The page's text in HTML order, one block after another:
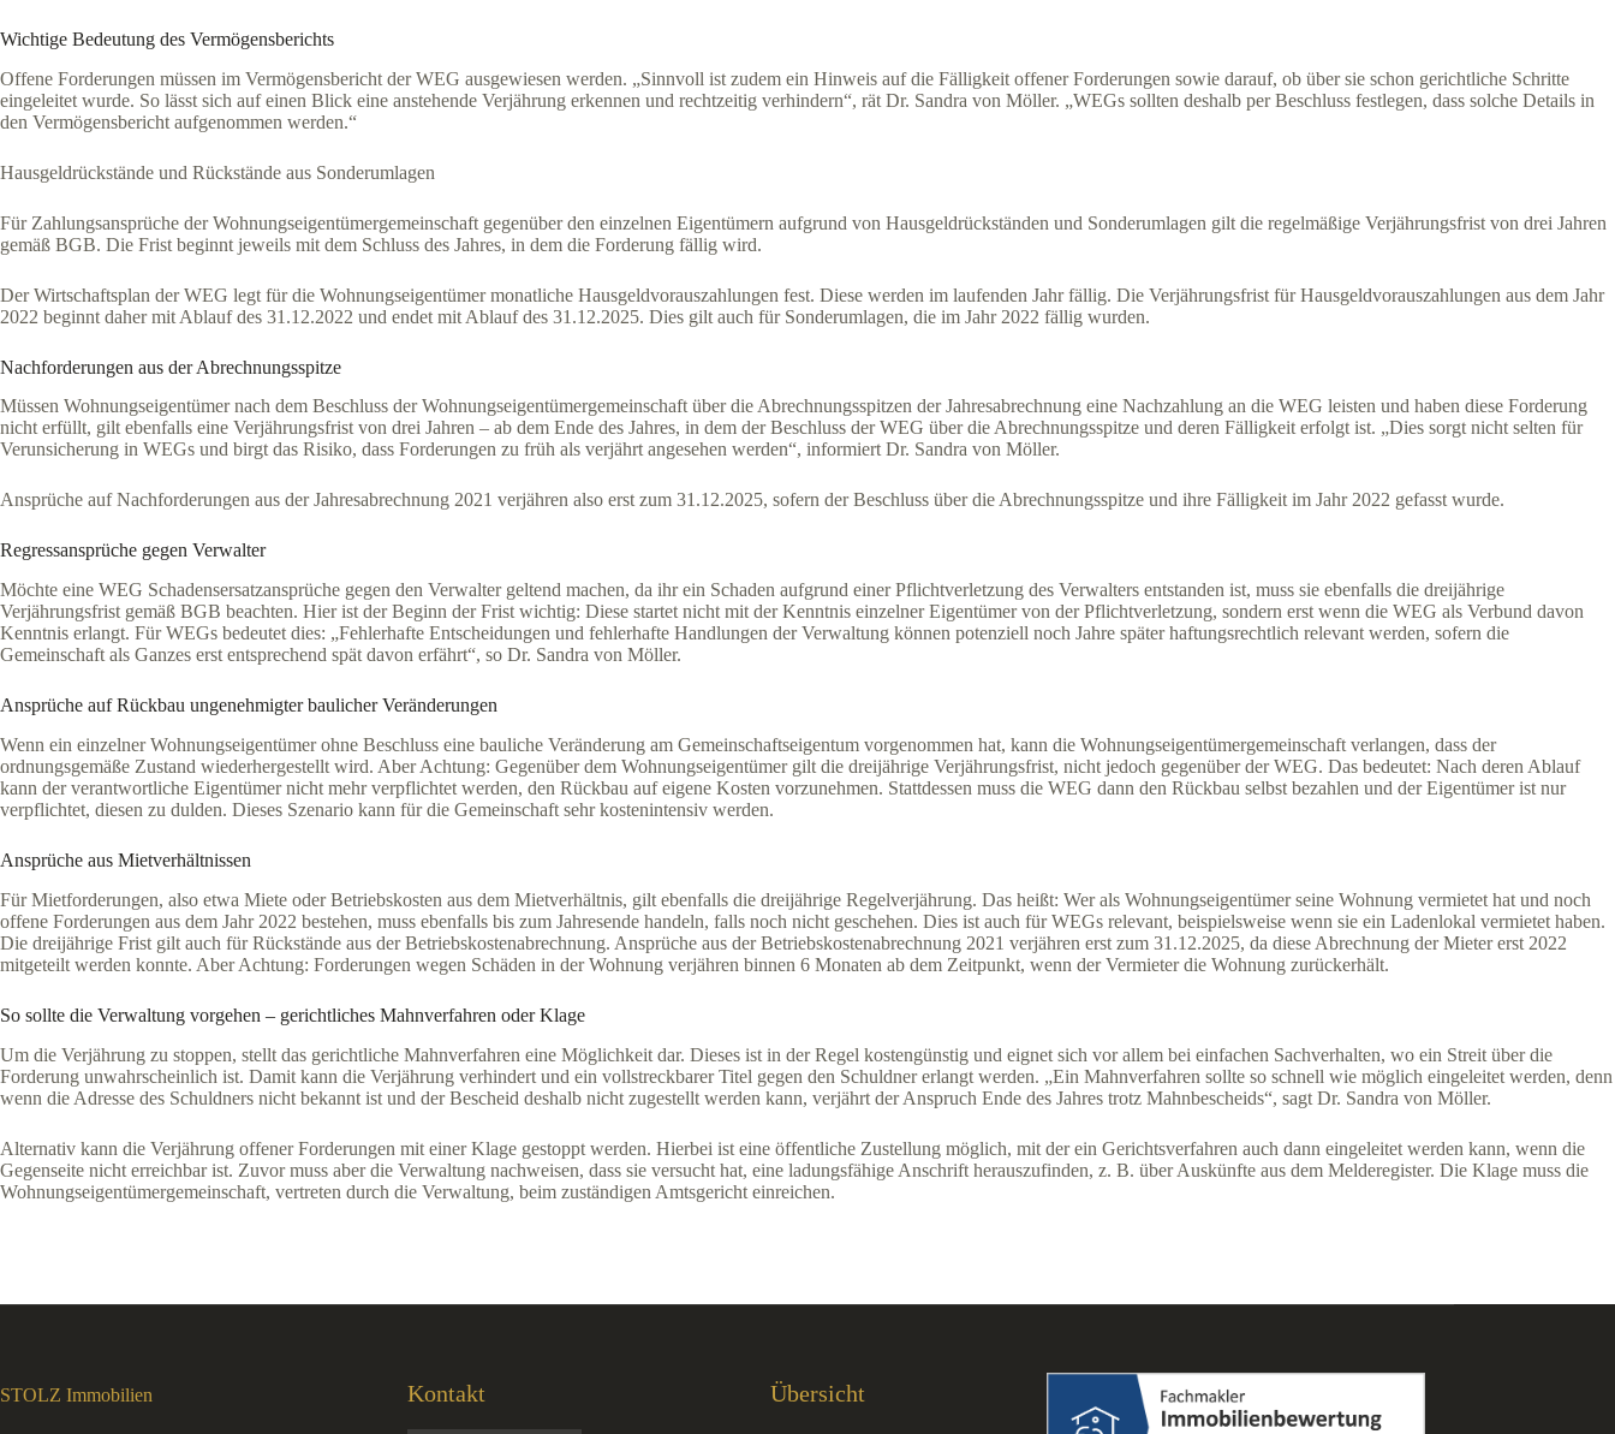
Wichtige Bedeutung des Vermögensberichts
Offene Forderungen müssen im Vermögensbericht der WEG ausgewiesen werden. „Sinnvoll ist zudem ein Hinweis auf die Fälligkeit offener Forderungen sowie darauf, ob über sie schon gerichtliche Schritte
eingeleitet wurde. So lässt sich auf einen Blick eine anstehende Verjährung erkennen und rechtzeitig verhindern“, rät Dr. Sandra von Möller. „WEGs sollten deshalb per Beschluss festlegen, dass solche Details in
den Vermögensbericht aufgenommen werden.“
Hausgeldrückstände und Rückstände aus Sonderumlagen
Für Zahlungsansprüche der Wohnungseigentümergemeinschaft gegenüber den einzelnen Eigentümern aufgrund von Hausgeldrückständen und Sonderumlagen gilt die regelmäßige Verjährungsfrist von drei Jahren
gemäß BGB. Die Frist beginnt jeweils mit dem Schluss des Jahres, in dem die Forderung fällig wird.
Der Wirtschaftsplan der WEG legt für die Wohnungseigentümer monatliche Hausgeldvorauszahlungen fest. Diese werden im laufenden Jahr fällig. Die Verjährungsfrist für Hausgeldvorauszahlungen aus dem Jahr
2022 beginnt daher mit Ablauf des 31.12.2022 und endet mit Ablauf des 31.12.2025. Dies gilt auch für Sonderumlagen, die im Jahr 2022 fällig wurden.
Nachforderungen aus der Abrechnungsspitze
Müssen Wohnungseigentümer nach dem Beschluss der Wohnungseigentümergemeinschaft über die Abrechnungsspitzen der Jahresabrechnung eine Nachzahlung an die WEG leisten und haben diese Forderung
nicht erfüllt, gilt ebenfalls eine Verjährungsfrist von drei Jahren – ab dem Ende des Jahres, in dem der Beschluss der WEG über die Abrechnungsspitze und deren Fälligkeit erfolgt ist. „Dies sorgt nicht selten für
Verunsicherung in WEGs und birgt das Risiko, dass Forderungen zu früh als verjährt angesehen werden“, informiert Dr. Sandra von Möller.
Ansprüche auf Nachforderungen aus der Jahresabrechnung 2021 verjähren also erst zum 31.12.2025, sofern der Beschluss über die Abrechnungsspitze und ihre Fälligkeit im Jahr 2022 gefasst wurde.
Regressansprüche gegen Verwalter
Möchte eine WEG Schadensersatzansprüche gegen den Verwalter geltend machen, da ihr ein Schaden aufgrund einer Pflichtverletzung des Verwalters entstanden ist, muss sie ebenfalls die dreijährige
Verjährungsfrist gemäß BGB beachten. Hier ist der Beginn der Frist wichtig: Diese startet nicht mit der Kenntnis einzelner Eigentümer von der Pflichtverletzung, sondern erst wenn die WEG als Verbund davon
Kenntnis erlangt. Für WEGs bedeutet dies: „Fehlerhafte Entscheidungen und fehlerhafte Handlungen der Verwaltung können potenziell noch Jahre später haftungsrechtlich relevant werden, sofern die
Gemeinschaft als Ganzes erst entsprechend spät davon erfährt“, so Dr. Sandra von Möller.
Ansprüche auf Rückbau ungenehmigter baulicher Veränderungen
Wenn ein einzelner Wohnungseigentümer ohne Beschluss eine bauliche Veränderung am Gemeinschaftseigentum vorgenommen hat, kann die Wohnungseigentümergemeinschaft verlangen, dass der
ordnungsgemäße Zustand wiederhergestellt wird. Aber Achtung: Gegenüber dem Wohnungseigentümer gilt die dreijährige Verjährungsfrist, nicht jedoch gegenüber der WEG. Das bedeutet: Nach deren Ablauf
kann der verantwortliche Eigentümer nicht mehr verpflichtet werden, den Rückbau auf eigene Kosten vorzunehmen. Stattdessen muss die WEG dann den Rückbau selbst bezahlen und der Eigentümer ist nur
verpflichtet, diesen zu dulden. Dieses Szenario kann für die Gemeinschaft sehr kostenintensiv werden.
Ansprüche aus Mietverhältnissen
Für Mietforderungen, also etwa Miete oder Betriebskosten aus dem Mietverhältnis, gilt ebenfalls die dreijährige Regelverjährung. Das heißt: Wer als Wohnungseigentümer seine Wohnung vermietet hat und noch
offene Forderungen aus dem Jahr 2022 bestehen, muss ebenfalls bis zum Jahresende handeln, falls noch nicht geschehen. Dies ist auch für WEGs relevant, beispielsweise wenn sie ein Ladenlokal vermietet haben.
Die dreijährige Frist gilt auch für Rückstände aus der Betriebskostenabrechnung. Ansprüche aus der Betriebskostenabrechnung 2021 verjähren erst zum 31.12.2025, da diese Abrechnung der Mieter erst 2022
mitgeteilt werden konnte. Aber Achtung: Forderungen wegen Schäden in der Wohnung verjähren binnen 6 Monaten ab dem Zeitpunkt, wenn der Vermieter die Wohnung zurückerhält.
So sollte die Verwaltung vorgehen – gerichtliches Mahnverfahren oder Klage
Um die Verjährung zu stoppen, stellt das gerichtliche Mahnverfahren eine Möglichkeit dar. Dieses ist in der Regel kostengünstig und eignet sich vor allem bei einfachen Sachverhalten, wo ein Streit über die
Forderung unwahrscheinlich ist. Damit kann die Verjährung verhindert und ein vollstreckbarer Titel gegen den Schuldner erlangt werden. „Ein Mahnverfahren sollte so schnell wie möglich eingeleitet werden, denn
wenn die Adresse des Schuldners nicht bekannt ist und der Bescheid deshalb nicht zugestellt werden kann, verjährt der Anspruch Ende des Jahres trotz Mahnbescheids“, sagt Dr. Sandra von Möller.
Alternativ kann die Verjährung offener Forderungen mit einer Klage gestoppt werden. Hierbei ist eine öffentliche Zustellung möglich, mit der ein Gerichtsverfahren auch dann eingeleitet werden kann, wenn die
Gegenseite nicht erreichbar ist. Zuvor muss aber die Verwaltung nachweisen, dass sie versucht hat, eine ladungsfähige Anschrift herauszufinden, z. B. über Auskünfte aus dem Melderegister. Die Klage muss die
Wohnungseigentümergemeinschaft, vertreten durch die Verwaltung, beim zuständigen Amtsgericht einreichen.
STOLZ Immobilien Kontakt Übersicht